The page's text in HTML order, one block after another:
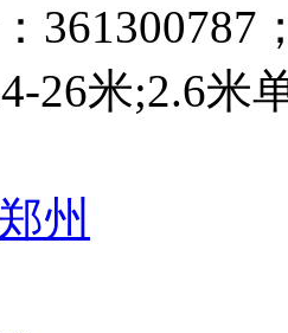
361300787
26米;2.6米
郑州